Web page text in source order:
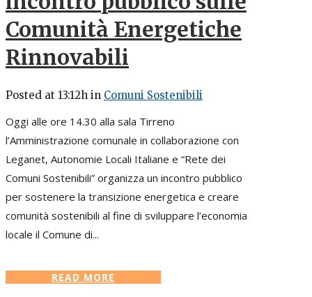
Comunità Energetiche
Rinnovabili
Posted at 13:12h in Comuni Sostenibili
Oggi alle ore 14.30 alla sala Tirreno
l’Amministrazione comunale in collaborazione con
Leganet, Autonomie Locali Italiane e “Rete dei
Comuni Sostenibili” organizza un incontro pubblico
per sostenere la transizione energetica e creare
comunità sostenibili al fine di sviluppare l’economia
locale il Comune di...
READ MORE